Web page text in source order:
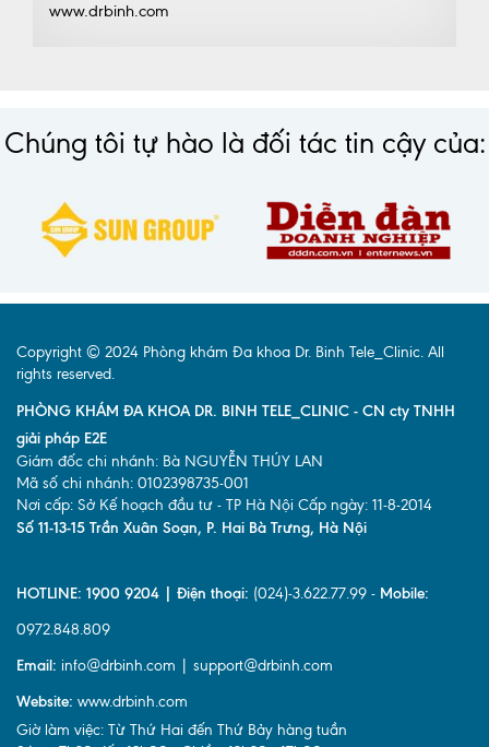
www.drbinh.com
Chúng tôi tự hào là đối tác tin cậy của:
Copyright © 2024 Phòng khám Đa khoa Dr. Binh Tele_Clinic. All
rights reserved.
PHÒNG KHÁM ĐA KHOA DR. BINH TELE_CLINIC - CN cty TNHH
giải pháp E2E
Giám đốc chi nhánh: Bà NGUYỄN THÚY LAN
Mã số chi nhánh: 0102398735-001
Nơi cấp: Sở Kế hoạch đầu tư - TP Hà Nội Cấp ngày: 11-8-2014
Số 11-13-15 Trần Xuân Soạn, P. Hai Bà Trưng, Hà Nội
HOTLINE: 1900 9204 | Điện thoại: (024)-3.622.77.99 - Mobile:
0972.848.809
Email: info@drbinh.com | support@drbinh.com
Website: www.drbinh.com
Giờ làm việc: Từ Thứ Hai đến Thứ Bảy hàng tuần